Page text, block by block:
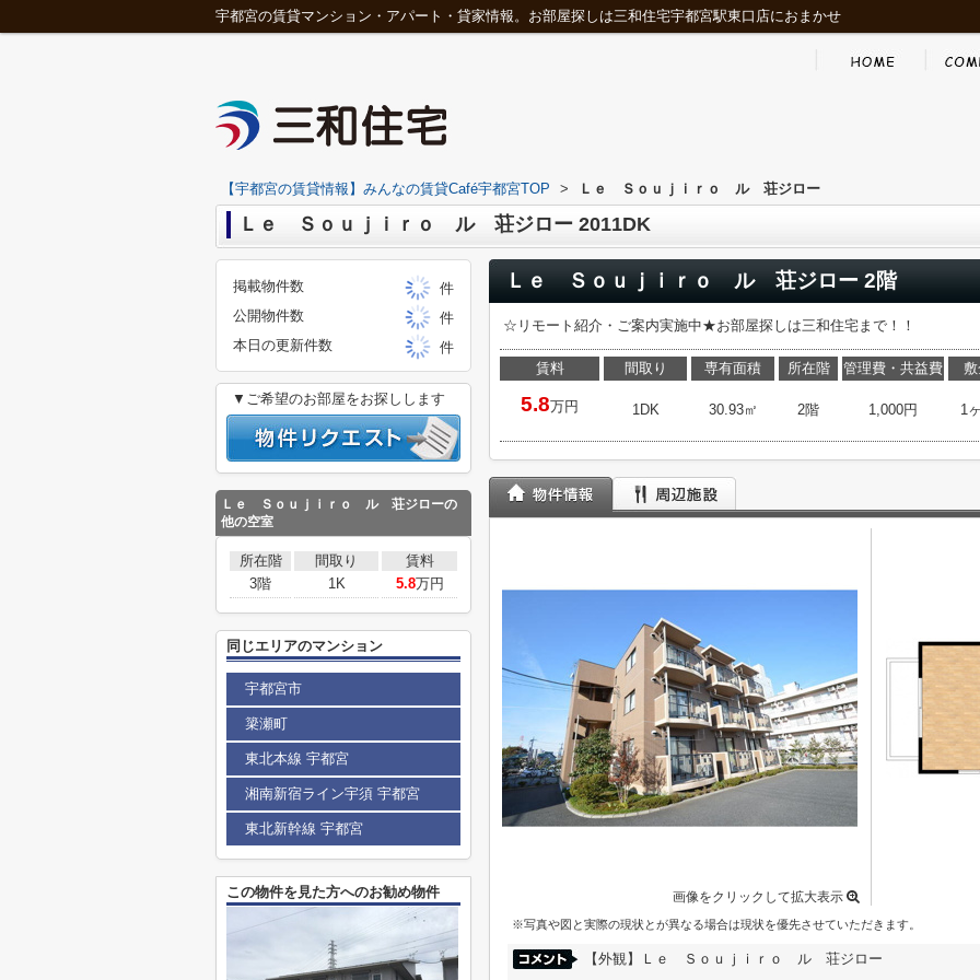
宇都宮の賃貸マンション・アパート・貸家情報。お部屋探しは三和住宅宇都宮駅東口店におまかせ
【宇都宮の賃貸情報】みんなの賃貸Café宇都宮TOP > Ｌｅ Ｓｏｕｊｉｒｏ ル 荘ジロー
Ｌｅ Ｓｏｕｊｉｒｏ ル 荘ジロー 2011DK
Ｌｅ Ｓｏｕｊｉｒｏ ル 荘ジロー 2階
☆リモート紹介・ご案内実施中★お部屋探しは三和住宅まで！！
賃料
5.8万円
間取り
1DK
専有面積
30.93㎡
所在階
2階
管理費・共益費
1,000円 1
画像をクリックして拡大表示
※写真や図と実際の現状とが異なる場合は現状を優先させていただきます。
【外観】Ｌｅ Ｓｏｕｊｉｒｏ ル 荘ジロー
掲載物件数
件
公開物件数
件
本日の更新件数
件
▼ご希望のお部屋をお探しします
Ｌｅ Ｓｏｕｊｉｒｏ ル 荘ジローの
他の空室
所在階 間取り
賃料
3階
1K 5.8万円
同じエリアのマンション
宇都宮市
簗瀬町
東北本線 宇都宮
湘南新宿ライン宇須 宇都宮
東北新幹線 宇都宮
この物件を見た方へのお勧め物件